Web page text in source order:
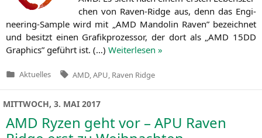
chen von Raven-Ridge aus, denn das Engi­
nee­ring-Sam­ple wird mit „ AMD Man­do­lin Raven” bezeich­net
und besitzt einen Gra­fik­pro­zes­sor, der dort als „AMD 15DD
Gra­phics” geführt ist. (…) Wei­ter­le­sen »
Veröffentlicht
Aktuelles Tags:
AMD APU Raven Ridge
MITTWOCH, 3. MAI 2017
AMD Ryzen geht vor – APU Raven